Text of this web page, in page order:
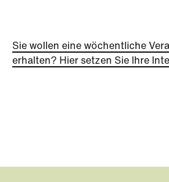
Sie wollen eine wöchentliche
erhalten? Hier setzen Sie Ihre